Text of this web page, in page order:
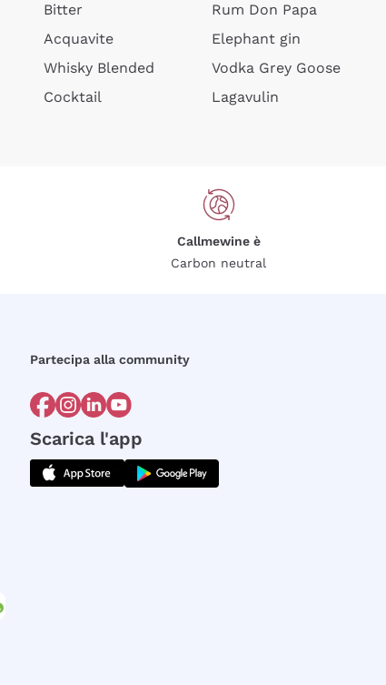
Bitter
Acquavite
Whisky Blended
Cocktail
Rum Don Papa
Elephant gin
Vodka Grey Goose
Lagavulin
Callmewine è
Carbon neutral
Partecipa alla community
Scarica l'app